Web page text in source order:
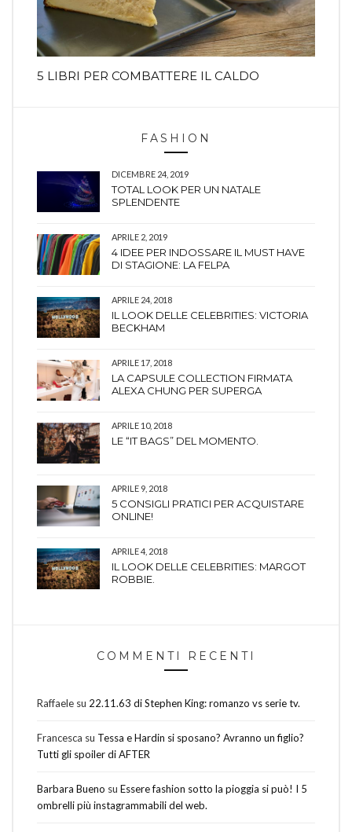
5 LIBRI PER COMBATTERE IL CALDO
FASHION
DICEMBRE 24, 2019
TOTAL LOOK PER UN NATALE
SPLENDENTE
APRILE 2, 2019
4 IDEE PER INDOSSARE IL MUST HAVE
DI STAGIONE: LA FELPA
APRILE 24, 2018
IL LOOK DELLE CELEBRITIES: VICTORIA
BECKHAM
APRILE 17, 2018
LA CAPSULE COLLECTION FIRMATA
ALEXA CHUNG PER SUPERGA
APRILE 10, 2018
LE “IT BAGS” DEL MOMENTO.
APRILE 9, 2018
5 CONSIGLI PRATICI PER ACQUISTARE
ONLINE!
APRILE 4, 2018
IL LOOK DELLE CELEBRITIES: MARGOT
ROBBIE.
COMMENTI RECENTI
Raffaele su 22.11.63 di Stephen King: romanzo vs serie tv.
Francesca su Tessa e Hardin si sposano? Avranno un figlio?
Tutti gli spoiler di AFTER
Barbara Bueno su Essere fashion sotto la pioggia si può! I 5
ombrelli più instagrammabili del web.